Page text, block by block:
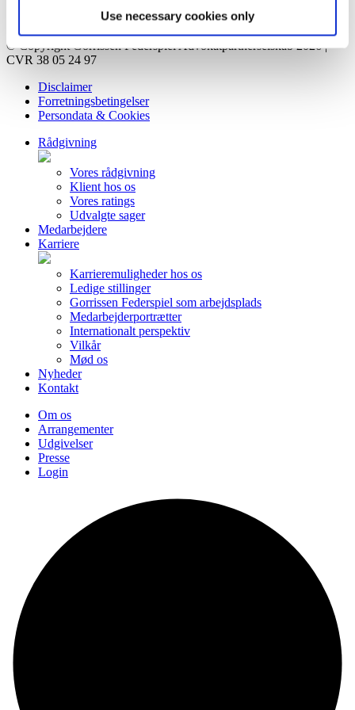
Use necessary cookies only
Privatlivsorientering
© Copyright Gorrissen Federspiel Advokatpartnerselskab 2026 |
CVR 38 05 24 97
Disclaimer
Forretningsbetingelser
Persondata & Cookies
Rådgivning
Vores rådgivning
Klient hos os
Vores ratings
Udvalgte sager
Medarbejdere
Karriere
Karrieremuligheder hos os
Ledige stillinger
Gorrissen Federspiel som arbejdsplads
Medarbejderportrætter
Internationalt perspektiv
Vilkår
Mød os
Nyheder
Kontakt
Om os
Arrangementer
Udgivelser
Presse
Login